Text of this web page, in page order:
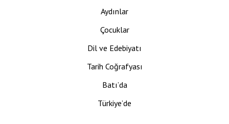
Aydınlar
Çocuklar
Dil ve Edebiyatı
Tarih Coğrafyası
Batı’da
Türkiye’de